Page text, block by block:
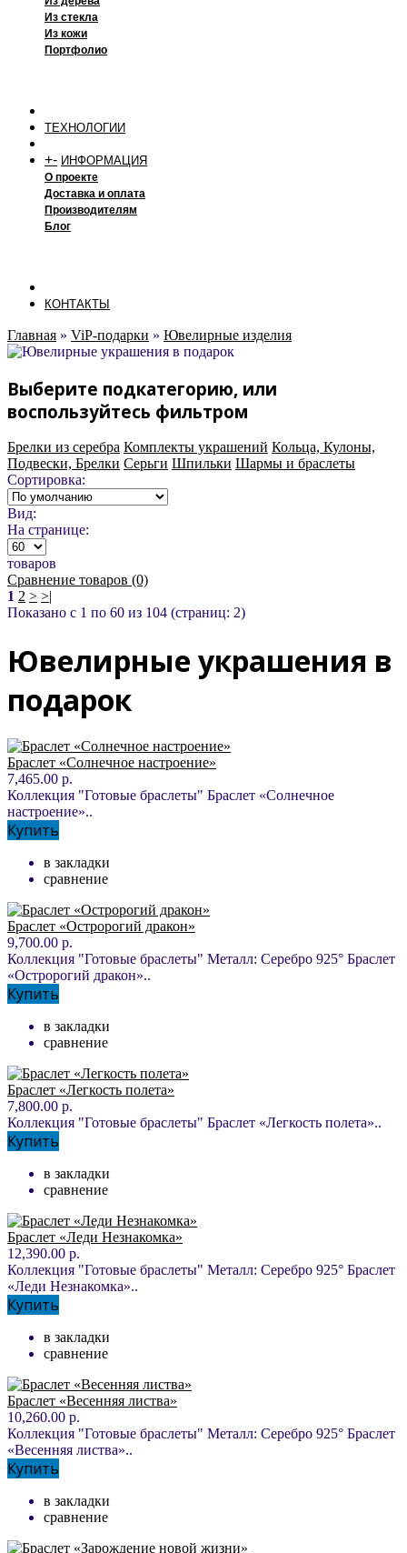
Из стекла
Из кожи
Портфолио
ТЕХНОЛОГИИ
+- ИНФОРМАЦИЯ
О проекте
Доставка и оплата
Производителям
Блог
КОНТАКТЫ
Главная » ViP-подарки » Ювелирные изделия
Выберите подкатегорию, или
воспользуйтесь фильтром
Брелки из серебра Комплекты украшений Кольца, Кулоны,
Подвески, Брелки Серьги Шпильки Шармы и браслеты
Сортировка:
Вид:
На странице:
товаров
Сравнение товаров (0)
1 2 > >|
Показано с 1 по 60 из 104 (страниц: 2)
Ювелирные украшения в
подарок
Браслет «Солнечное настроение»
7,465.00 р.
Коллекция "Готовые браслеты" Браслет «Солнечное
настроение»..
Купить
в закладки
сравнение
Браслет «Остророгий дракон»
9,700.00 р.
Коллекция "Готовые браслеты" Металл: Серебро 925° Браслет
«Остророгий дракон»..
Купить
в закладки
сравнение
Браслет «Легкость полета»
7,800.00 р.
Коллекция "Готовые браслеты" Браслет «Легкость полета»..
Купить
в закладки
сравнение
Браслет «Леди Незнакомка»
12,390.00 р.
Коллекция "Готовые браслеты" Металл: Серебро 925° Браслет
«Леди Незнакомка»..
Купить
в закладки
сравнение
Браслет «Весенняя листва»
10,260.00 р.
Коллекция "Готовые браслеты" Металл: Серебро 925° Браслет
«Весенняя листва»..
Купить
в закладки
сравнение